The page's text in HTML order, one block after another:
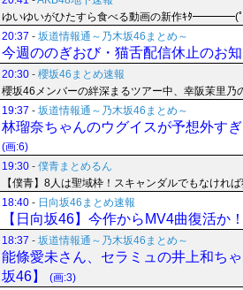
ゆいゆいがひたすら食べる動画の新作ｷﾀ
20:37 - 坂道情報通～乃木坂46まとめ～
今週ののぎおび・猫舌配信休止のお知
20:30 - 櫻坂46まとめ速報
櫻坂46メンバーの絆深まるツアー中、幸阪茉里乃
19:37 - 坂道情報通～乃木坂46まとめ～
林瑠奈ちゃんのウグイスが予想外す
(画:6)
19:30 - 僕青まとめるん
【僕青】8人は聖域枠！スキャンダルでもなければ
18:40 - 日向坂46まとめ速報
【日向坂46】今作からMV4曲復活か
18:37 - 坂道情報通～乃木坂46まとめ～
能條愛未さん、セラミュの井上和ち
坂46】
(画:3)